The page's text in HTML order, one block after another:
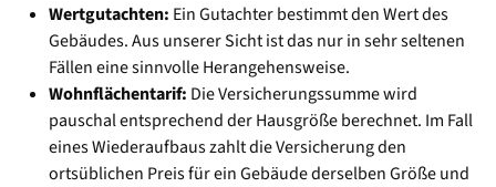
Wertgutachten: Ein Gutachter bestimmt den Wert des
Gebäudes. Aus unserer Sicht ist das nur in sehr seltenen
Fällen eine sinnvolle Herangehensweise.
Wohnflächentarif: Die Versicherungssumme wird
pauschal entsprechend der Hausgröße berechnet. Im Fall
eines Wiederaufbaus zahlt die Versicherung den
ortsüblichen Preis für ein Gebäude derselben Größe und